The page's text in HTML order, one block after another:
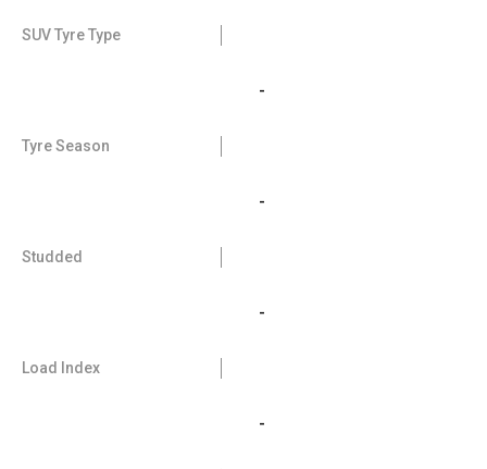
SUV Tyre Type
-
Tyre Season
-
Studded
-
Load Index
-